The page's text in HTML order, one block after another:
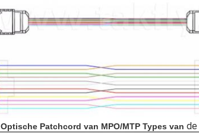
Optische Patchcord van MPO/MTP Types van de